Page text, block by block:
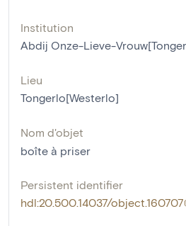
Institution
Abdij Onze-Lieve-
Lieu
Tongerlo[Westerlo]
Nom d'objet
boîte à priser
Persistent identifier
hdl:20.500.14037/object.160707